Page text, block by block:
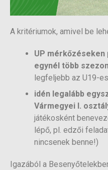
A kritériumok, amivel be
UP mérkőzéseken
egynél több
legfeljebb az U19-
idén legalább
Vármegyei I.
játékosként
lépő, pl. edzői
nincsenek benne!)
Igazából a